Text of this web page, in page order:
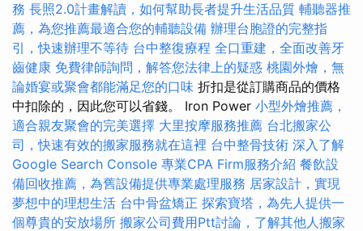
務 長照2.0計畫解讀，如何幫助長者提升生活品質 輔聽器推
薦，為您推薦最適合您的輔聽設備 辦理台胞證的完整指
引，快速辦理不等待 台中整復療程 全口重建，全面改善牙
齒健康 免費律師詢問，解答您法律上的疑惑 桃園外燴，無
論婚宴或聚會都能滿足您的口味 折扣是從訂購商品的價格
中扣除的，因此您可以省錢。 Iron Power 小型外燴推薦，
適合親友聚會的完美選擇 大里按摩服務推薦 台北搬家公
司，快速有效的搬家服務就在這裡 台中整骨技術 深入了解
Google Search Console 專業CPA Firm服務介紹 餐飲設
備回收推薦，為舊設備提供專業處理服務 居家設計，實現
夢想中的理想生活 台中骨盆矯正 探索寶塔，為先人提供一
個尊貴的安放場所 搬家公司費用Ptt討論，了解其他人搬家